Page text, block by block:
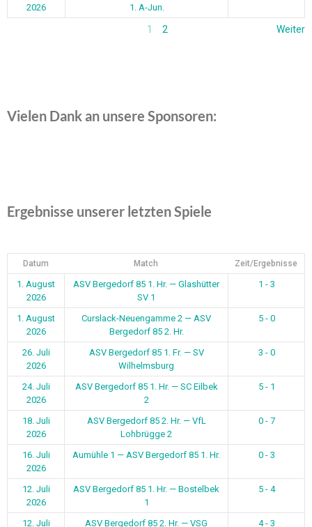
2026 1. A-Jun.
1 2 Weiter
Vielen Dank an unsere Sponsoren:
Ergebnisse unserer letzten Spiele
Datum Match Zeit/Ergebnisse
1. August
2026
ASV Bergedorf 85 1. Hr. — Glashütter
SV 1
1 - 3
1. August
2026
Curslack-Neuengamme 2 — ASV
Bergedorf 85 2. Hr.
5 - 0
26. Juli
2026
ASV Bergedorf 85 1. Fr. — SV
Wilhelmsburg
3 - 0
24. Juli
2026
ASV Bergedorf 85 1. Hr. — SC Eilbek
2
5 - 1
18. Juli
2026
ASV Bergedorf 85 2. Hr. — VfL
Lohbrügge 2
0 - 7
16. Juli
2026
Aumühle 1 — ASV Bergedorf 85 1. Hr. 0 - 3
12. Juli
2026
ASV Bergedorf 85 1. Hr. — Bostelbek
1
5 - 4
12. Juli
ASV Bergedorf 85 2. Hr. — VSG
4 - 3